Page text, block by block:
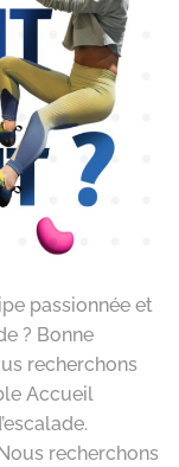
passionnée et
? Bonne
recherchons
Accueil
recherchons